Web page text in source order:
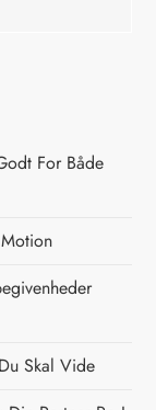
For Både
Skal Vide